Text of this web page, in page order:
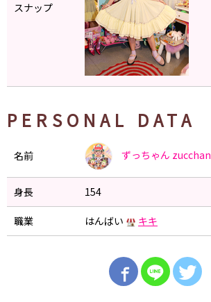
スナップ
PERSONAL DATA
名前 ずっちゃん zucchan
身長 154
職業 はんばい キキ